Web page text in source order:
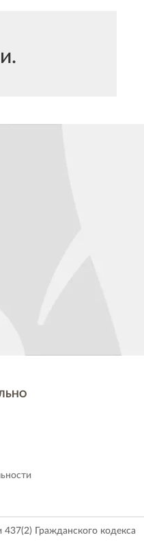
Гражданского кодекса